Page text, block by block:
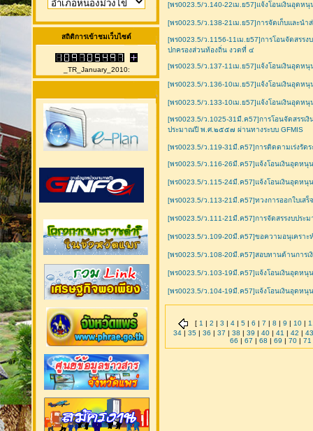
สถิติการเข้าชมเว็บไซต์
_TR_January_2010:
[พร0023.5/ว.140-22เม.ย57]แจ้งโอนเงินอุดห
[พร0023.5/ว.138-21เม.ย57]การจัดเก็บและนำ
[พร0023.5/ว.1156-11เม.ย57]การโอนจัดสร
ปกครองส่วนท้องถิ่น งวดที่ ๔
[พร0023.5/ว.137-11เม.ย57]แจ้งโอนเงินอุดห
[พร0023.5/ว.136-10เม.ย57]แจ้งโอนเงินอุดห
[พร0023.5/ว.133-10เม.ย57]แจ้งโอนเงินอุดห
[พร0023.5/ว.1025-31มี.ค57]การโอนจัดสรร
ประมาณปี พ.ศ.๒๕๕๗ ผ่านทางระบบ GFMIS
[พร0023.5/ว.119-31มี.ค57]การติดตามเร่งรัด
[พร0023.5/ว.116-26มี.ค57]แจ้งโอนเงินอุดหนุ
[พร0023.5/ว.115-24มี.ค57]แจ้งโอนเงินอุดหนุ
[พร0023.5/ว.113-21มี.ค57]ทวงการออกใบเส
[พร0023.5/ว.111-21มี.ค57]การจัดสรรงบปร
[พร0023.5/ว.109-20มี.ค57]ขอความอนุเครา
[พร0023.5/ว.108-20มี.ค57]สอบทานด้านการ
[พร0023.5/ว.103-19มี.ค57]แจ้งโอนเงินอุดหนุ
[พร0023.5/ว.104-19มี.ค57]แจ้งโอนเงินอุดหนุ
[ 1 | 2 | 3 | 4| 5| 6 | 7 | 8 | 9 | 10|
34 | 35 | 36 | 37 | 38 | 39 | 40 | 41 | 42 | 43
66 | 67 | 68 | 69 | 70| 71